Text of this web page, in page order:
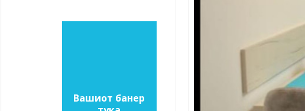
Вашиот банер